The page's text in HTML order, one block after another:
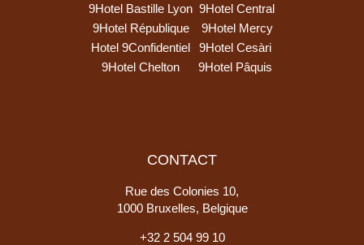
9Hotel Bastille Lyon 9Hotel Central
9Hotel République
9Hotel Mercy
Hotel 9Confidentiel
9Hotel Cesàri
9Hotel Chelton
9Hotel Pâquis
CONTACT
Rue des Colonies 10,
1000 Bruxelles, Belgique
+32 2 504 99 10